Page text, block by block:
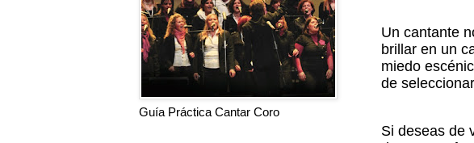
Un cantante
brillar en un
miedo
de
Si deseas de
Guía Práctica Cantar Coro